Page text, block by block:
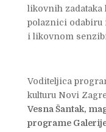
likovnih
polaznici odabiru
i likovnom
Voditeljica
kulturu Novi
Vesna Šantak,
programe